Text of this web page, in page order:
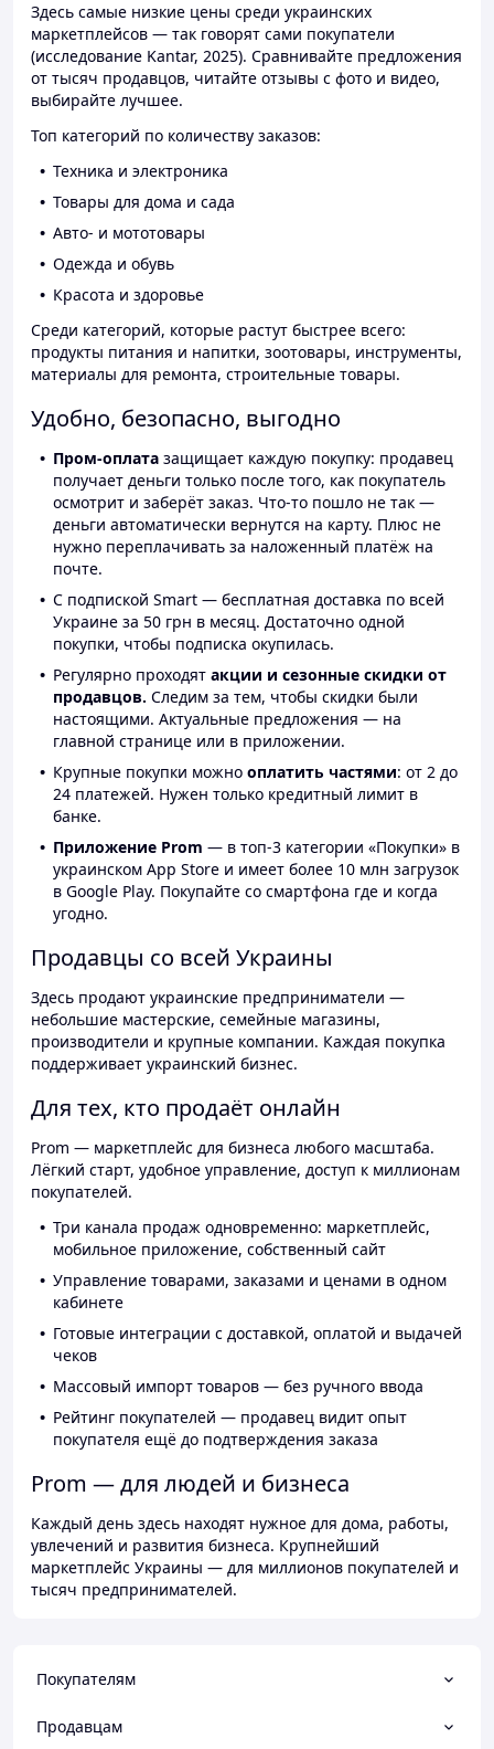
Здесь самые низкие цены среди украинских
маркетплейсов — так говорят сами покупатели
(исследование Kantar, 2025). Сравнивайте предложения
от тысяч продавцов, читайте отзывы с фото и видео,
выбирайте лучшее.
Топ категорий по количеству заказов:
Техника и электроника
Товары для дома и сада
Авто- и мототовары
Одежда и обувь
Красота и здоровье
Среди категорий, которые растут быстрее всего:
продукты питания и напитки, зоотовары, инструменты,
материалы для ремонта, строительные товары.
Удобно, безопасно, выгодно
Пром-оплата защищает каждую покупку: продавец
получает деньги только после того, как покупатель
осмотрит и заберёт заказ. Что-то пошло не так —
деньги автоматически вернутся на карту. Плюс не
нужно переплачивать за наложенный платёж на
почте.
С подпиской Smart — бесплатная доставка по всей
Украине за 50 грн в месяц. Достаточно одной
покупки, чтобы подписка окупилась.
Регулярно проходят акции и сезонные скидки от
продавцов. Следим за тем, чтобы скидки были
настоящими. Актуальные предложения — на
главной странице или в приложении.
Крупные покупки можно оплатить частями: от 2 до
24 платежей. Нужен только кредитный лимит в
банке.
Приложение Prom — в топ-3 категории «Покупки» в
украинском App Store и имеет более 10 млн загрузок
в Google Play. Покупайте со смартфона где и когда
угодно.
Продавцы со всей Украины
Здесь продают украинские предприниматели —
небольшие мастерские, семейные магазины,
производители и крупные компании. Каждая покупка
поддерживает украинский бизнес.
Для тех, кто продаёт онлайн
Prom — маркетплейс для бизнеса любого масштаба.
Лёгкий старт, удобное управление, доступ к миллионам
покупателей.
Три канала продаж одновременно: маркетплейс,
мобильное приложение, собственный сайт
Управление товарами, заказами и ценами в одном
кабинете
Готовые интеграции с доставкой, оплатой и выдачей
чеков
Массовый импорт товаров — без ручного ввода
Рейтинг покупателей — продавец видит опыт
покупателя ещё до подтверждения заказа
Prom — для людей и бизнеса
Каждый день здесь находят нужное для дома, работы,
увлечений и развития бизнеса. Крупнейший
маркетплейс Украины — для миллионов покупателей и
тысяч предпринимателей.
Покупателям
Продавцам